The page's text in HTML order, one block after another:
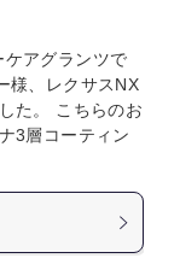
アグランツで
様、レクサスNX
た。 こちらのお
3層コーティン